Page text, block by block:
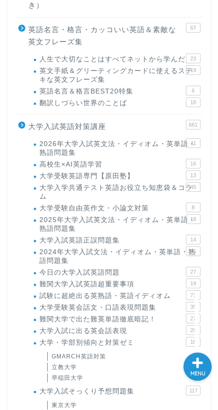
き）
英語名言・格言・カッコいい英語＆素敵な
英文フレーズ集
67
人生で大切なことはすべてネットから学んだ 23
英文手紙＆グリーティングカードに使えるステ
キな英文フレーズ集
19
英語名言＆格言BEST20特集 6
翻訳しづらい世界のことば 18
大学入試英語対策講座 661
2026年大学入試英文法・イディオム・英単語・
熟語問題集
11
高校生×AI英語学習 16
大学受験英語専門【原田塾】 13
大学入学共通テスト英語お役立ち知恵袋＆コラ
ム
45
大学受験自由英作文・小論文対策 8
2025年大学入試英文法・イディオム・英単語・
熟語問題集
18
大学入試英語正誤問題集 14
2024年大学入試文法・イディオム・英単語・熟
語問題集
15
今日の大学入試英語問題 27
難関大学入試英語超重要事項 19
試験に超絶出る英熟語・英語イディオム 71
大学受験英会話文・口語表現問題集 35
難関大学で出た難英単語徹底暗記！ 27
大学入試に出る英会話表現 29
大学・学部別傾向と対策ゼミ 18
GMARCH英語対策
立教大学
早稲田大学
大学入試そっくり予想問題集 117
東京大学
MENU
原田高志の”ほぼ日刊”英語
学習＆大学入試英語コラム
“シン”・英会話スピード表
大学入試英語対策講座
英語名言・格言・カッコい
い英語＆素敵な英文フレー
ズ集
CONTACT